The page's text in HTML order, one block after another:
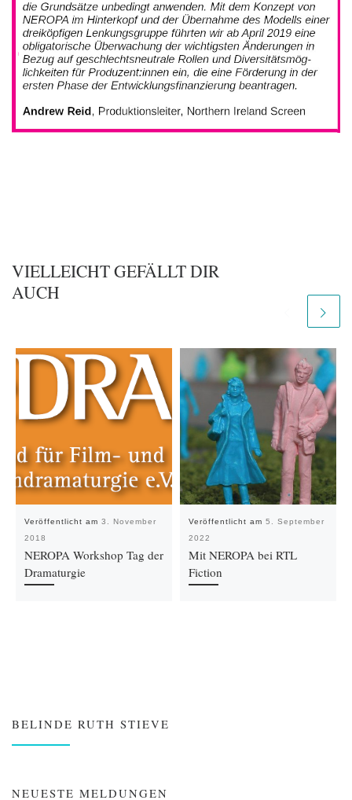
VIELLEICHT GEFÄLLT DIR
AUCH
Veröffentlicht am 3. November
2018
NEROPA Workshop Tag der
Dramaturgie
Veröffentlicht am 5. September
2022
Mit NEROPA bei RTL
Fiction
BELINDE RUTH STIEVE
NEUESTE MELDUNGEN